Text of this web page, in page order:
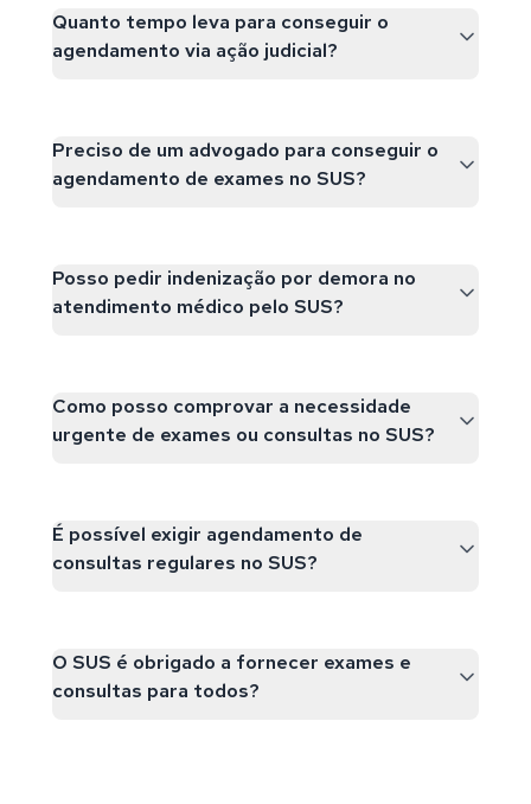
Quanto tempo leva para conseguir o
agendamento via ação judicial?
Preciso de um advogado para conseguir o
agendamento de exames no SUS?
Posso pedir indenização por demora no
atendimento médico pelo SUS?
Como posso comprovar a necessidade
urgente de exames ou consultas no SUS?
É possível exigir agendamento de
consultas regulares no SUS?
O SUS é obrigado a fornecer exames e
consultas para todos?